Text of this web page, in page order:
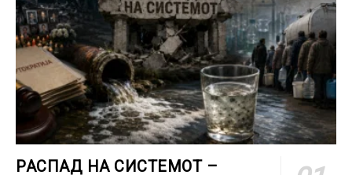
РАСПАД НА СИСТЕМОТ –